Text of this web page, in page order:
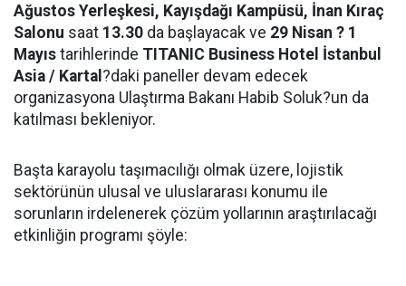
Ağustos Yerleşkesi, Kayışdağı Kampüsü, İnan Kıraç
Salonu saat 13.30 da başlayacak ve 29 Nisan ? 1
Mayıs tarihlerinde TITANIC Business Hotel İstanbul
Asia / Kartal ?daki paneller devam edecek
organizasyona Ulaştırma Bakanı Habib Soluk?un da
katılması bekleniyor.
Başta karayolu taşımacılığı olmak üzere, lojistik
sektörünün ulusal ve uluslararası konumu ile
sorunların irdelenerek çözüm yollarının araştırılacağı
etkinliğin programı şöyle: